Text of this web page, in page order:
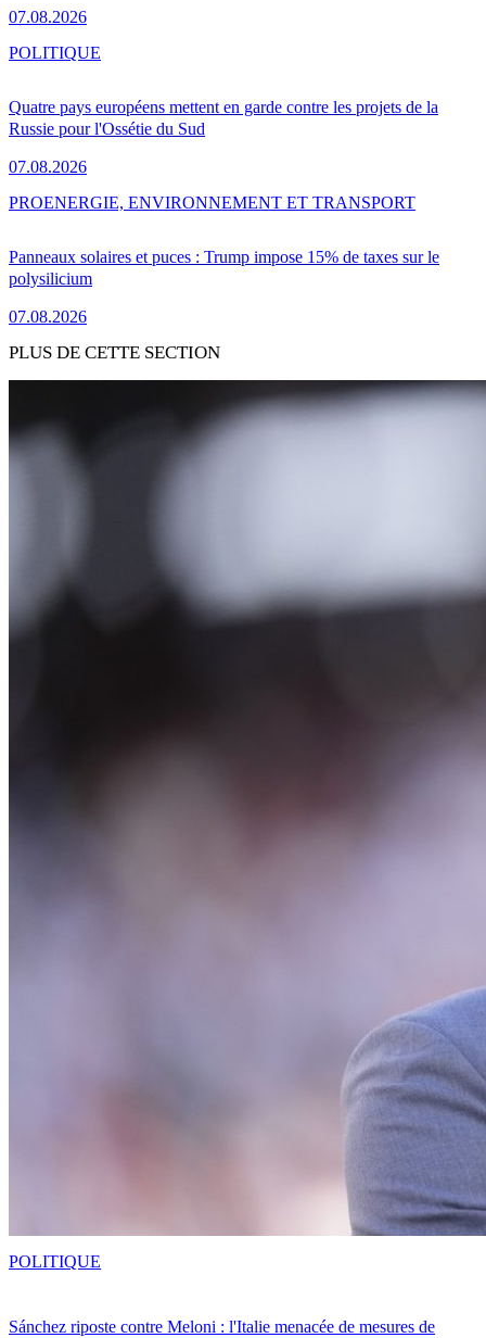
07.08.2026
Quatre pays européens mettent en garde contre les projets de la
Russie pour l'Ossétie du Sud
07.08.2026
POLITIQUE
Panneaux solaires et puces : Trump impose 15% de taxes sur le
polysilicium
07.08.2026
PROENERGIE, ENVIRONNEMENT ET TRANSPORT
PLUS DE CETTE SECTION
Sánchez riposte contre Meloni : l'Italie menacée de mesures de
POLITIQUE